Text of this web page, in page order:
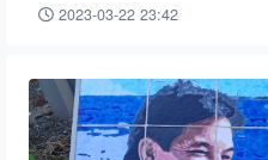
2023-03-22 23:42